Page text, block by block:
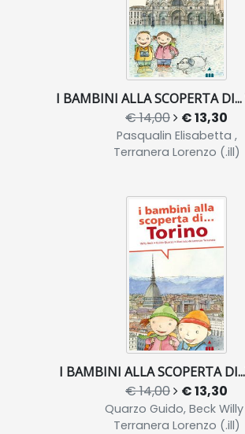
I BAMBINI ALLA SCOPERTA
€ 14,00 € 13,30
Pasqualin Elisabetta ,
Terranera Lorenzo (.ill)
I BAMBINI ALLA SCOPERTA
€ 14,00 € 13,30
Quarzo Guido, Beck Willy
Terranera Lorenzo (.ill)